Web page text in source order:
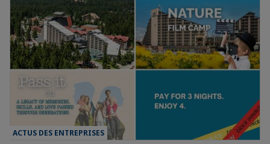
ACTUS DES ENTREPRISES